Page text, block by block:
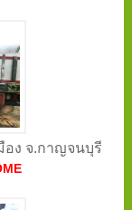
อง จ.กาญจนบุรี